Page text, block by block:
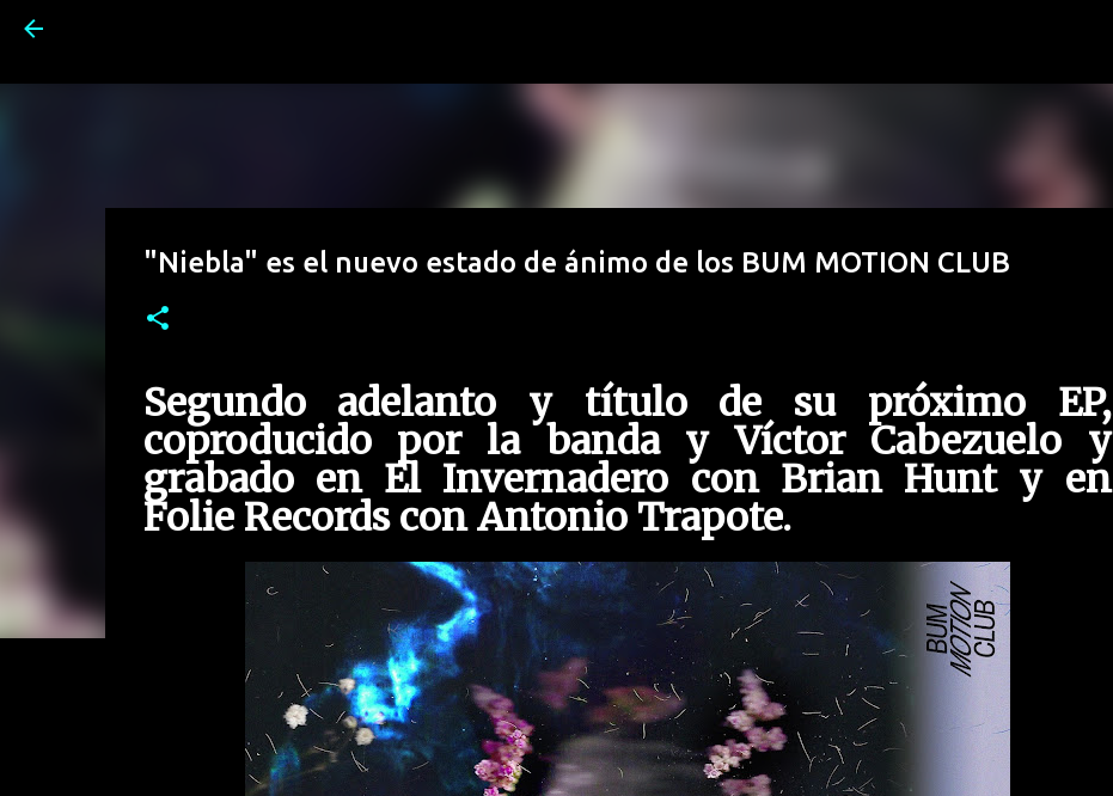
"Niebla" es el nuevo estado de ánimo de los BUM MOTION CLUB
Segundo adelanto y título de su próximo EP,
coproducido por la banda y Víctor Cabezuelo y
grabado en El Invernadero con Brian Hunt y en
Folie Records con Antonio Trapote.